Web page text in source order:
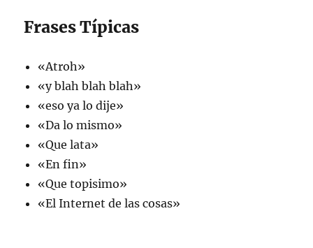
Frases Típicas
«Atroh»
«y blah blah blah»
«eso ya lo dije»
«Da lo mismo»
«Que lata»
«En fin»
«Que topisimo»
«El Internet de las cosas»